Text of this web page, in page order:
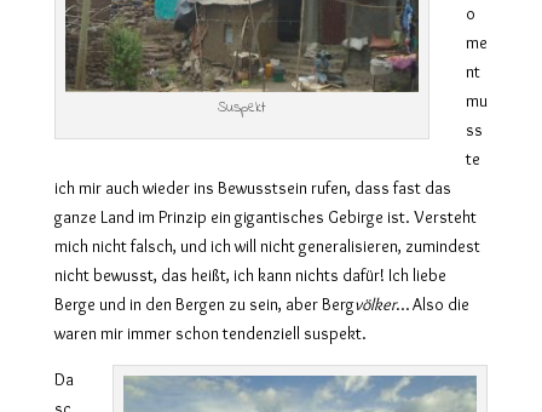
Suspekt
o
me
nt
mu
ss
te
ich mir auch wieder ins Bewusstsein rufen, dass fast das
ganze Land im Prinzip ein gigantisches Gebirge ist. Versteht
mich nicht falsch, und ich will nicht generalisieren, zumindest
nicht bewusst, das heißt, ich kann nichts dafür! Ich liebe
Berge und in den Bergen zu sein, aber Bergvölker… Also die
waren mir immer schon tendenziell suspekt.
Da